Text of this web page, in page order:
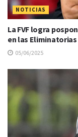
NOTICIAS
La FVF logra
en las Eliminatorias
05/06/2025